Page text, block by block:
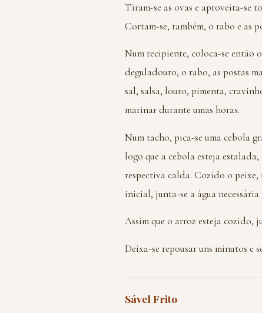
Tiram-se as ovas e aproveita-se
Cortam-se, também, o rabo e as
Num recipiente, coloca-se então
deguladouro, o rabo, as postas
sal, salsa, louro, pimenta,
marinar durante umas horas.
Num tacho, pica-se uma cebola
logo que a cebola esteja
respectiva calda. Cozido o
inicial, junta-se a água
Assim que o arroz esteja cozido,
Deixa-se repousar uns minutos e
Sável Frito